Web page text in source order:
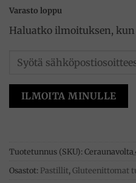
Varasto loppu
Haluatko ilmoituksen,
ILMOITA MINULLE
Tuotetunnus (SKU):
Osastot: Pastillit, Gluteenittomat